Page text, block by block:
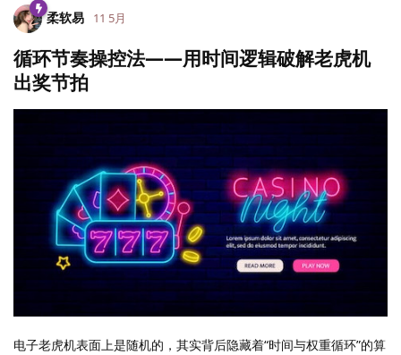
柔软易 11 5月
循环节奏操控法——用时间逻辑破解老虎机
出奖节拍
电子老虎机表面上是随机的，其实背后隐藏着“时间与权重循环”的算